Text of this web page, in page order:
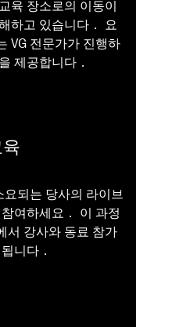
육 장소로의 이동이
하고 있습니다． 요
VG 전문가가 진행하
제공합니다．
요되는 당사의 라이브
여하세요． 이 과정
서 강사와 동료 참가
니다．